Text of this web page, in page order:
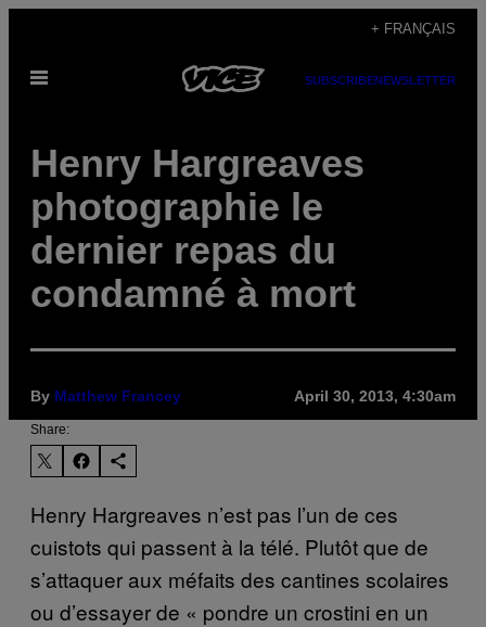
content
+ FRANÇAIS
Open
SUBSCRIBENEWSLETTER
Henry Hargreaves
photographie le
dernier repas du
condamné à mort
By Matthew Francey April 30, 2013, 4:30am
Share:
Henry Hargreaves n’est pas l’un de ces
cuistots qui passent à la télé. Plutôt que de
s’attaquer aux méfaits des cantines scolaires
ou d’essayer de « pondre un crostini en un